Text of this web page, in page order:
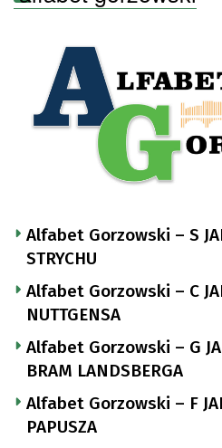
Alfabet Gorzowski – S
STRYCHU
Alfabet Gorzowski – C
NUTTGENSA
Alfabet Gorzowski – G
BRAM LANDSBERGA
Alfabet Gorzowski – F
PAPUSZA